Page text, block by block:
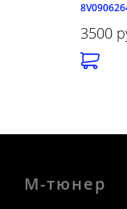
3500
М-тюнер